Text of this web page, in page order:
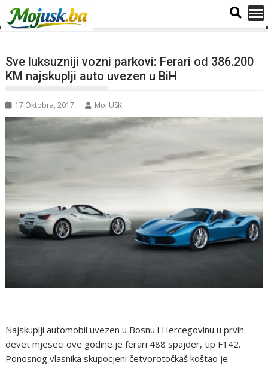
Sve luksuzniji vozni parkovi: Ferari od 386.200
KM najskuplji auto uvezen u BiH
17 Oktobra, 2017 Moj USK
Najskuplji automobil uvezen u Bosnu i Hercegovinu u prvih
devet mjeseci ove godine je ferari 488 spajder, tip F142.
Ponosnog vlasnika skupocjeni četvorotočkaš koštao je